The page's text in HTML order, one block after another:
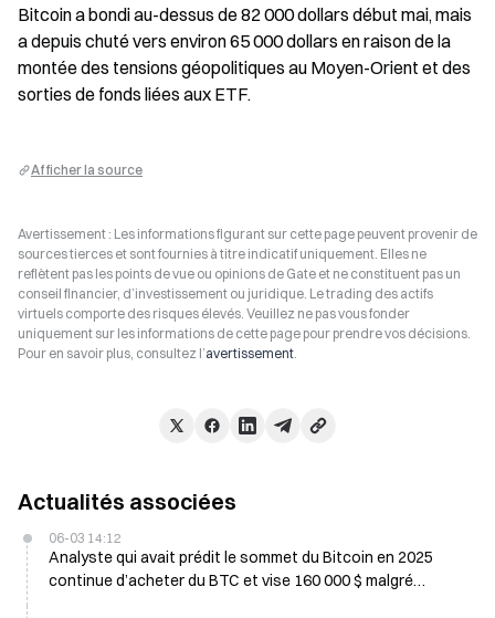
Bitcoin a bondi au-dessus de 82 000 dollars début mai, mais
a depuis chuté vers environ 65 000 dollars en raison de la
montée des tensions géopolitiques au Moyen-Orient et des
sorties de fonds liées aux ETF.
Afficher la source
Avertissement : Les informations figurant sur cette page peuvent provenir de
sources tierces et sont fournies à titre indicatif uniquement. Elles ne
reflètent pas les points de vue ou opinions de Gate et ne constituent pas un
conseil financier, d’investissement ou juridique. Le trading des actifs
virtuels comporte des risques élevés. Veuillez ne pas vous fonder
uniquement sur les informations de cette page pour prendre vos décisions.
Pour en savoir plus, consultez l’avertissement.
Actualités associées
06-03 14:12
Analyste qui avait prédit le sommet du Bitcoin en 2025
continue d’acheter du BTC et vise 160 000 $ malgré